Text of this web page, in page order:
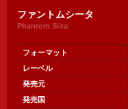
ファントムシータ
Phantom Siita
フォーマット
レーベル
発売元
発売国